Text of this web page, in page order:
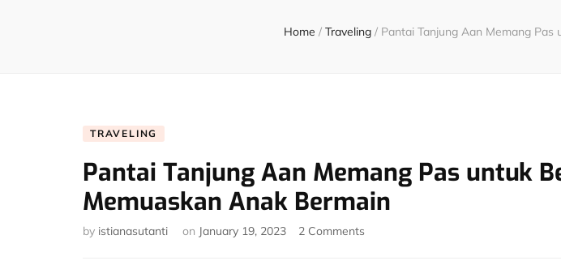
Home / Traveling / Pantai Tanjung Aan Memang
TRAVELING
Pantai Tanjung Aan Memang Pas untuk
Memuaskan Anak Bermain
by istianasutanti on January 19, 2023 2 Comments